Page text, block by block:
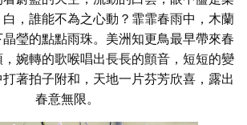
，誰能不為之心動？霏霏春雨中，木蘭
瑩的點點雨珠。美洲知更鳥最早帶來春
婉轉的歌喉唱出長長的顫音，短短的變
著拍子附和，天地一片芬芳欣喜，露出
春意無限。